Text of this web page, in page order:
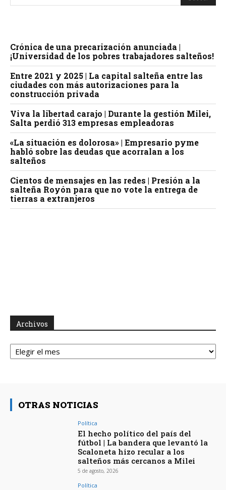
Crónica de una precarización anunciada |
¡Universidad de los pobres trabajadores salteños!
Entre 2021 y 2025 | La capital salteña entre las
ciudades con más autorizaciones para la
construcción privada
Viva la libertad carajo | Durante la gestión Milei,
Salta perdió 313 empresas empleadoras
«La situación es dolorosa» | Empresario pyme
habló sobre las deudas que acorralan a los
salteños
Cientos de mensajes en las redes | Presión a la
salteña Royón para que no vote la entrega de
tierras a extranjeros
Archivos
Archivos
OTRAS NOTICIAS
Política
El hecho político del país del
fútbol | La bandera que levantó la
Scaloneta hizo recular a los
salteños más cercanos a Milei
5 de agosto, 2026
Política